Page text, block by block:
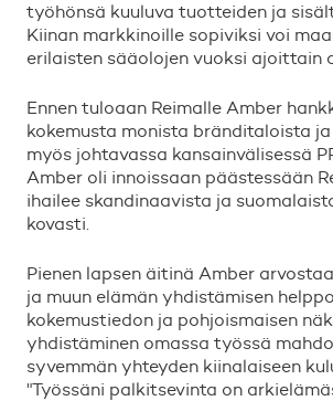
työhönsä kuuluva tuotteiden ja
Kiinan markkinoille sopiviksi voi
erilaisten sääolojen vuoksi ajoittain
Ennen tuloaan Reimalle Amber
kokemusta monista bränditaloista
myös johtavassa kansainvälisessä
Amber oli innoissaan päästessään
ihailee skandinaavista ja
kovasti.
Pienen lapsen äitinä Amber
ja muun elämän yhdistämisen
kokemustiedon ja pohjoismaisen
yhdistäminen omassa työssä
syvemmän yhteyden kiinalaiseen
"Työssäni palkitsevinta on